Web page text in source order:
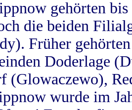
gehörten
die beiden
Früher
Doderlage
(Glowaczewo),
wurde im